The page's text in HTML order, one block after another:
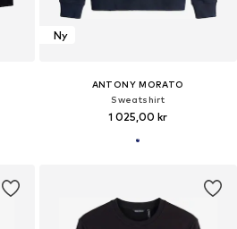
Ny
ANTONY MORATO
Sweatshirt
1 025,00 kr